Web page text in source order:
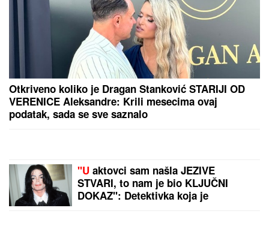
SUVI LUKSUZ I EGZOTIKA!Anđela i Gastoz pobegli